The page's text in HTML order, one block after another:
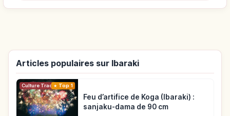
Articles populaires sur Ibaraki
Culture Traditionnelle
Top 1
Feu d’artifice de Koga (Ibaraki) :
sanjaku-dama de 90 cm